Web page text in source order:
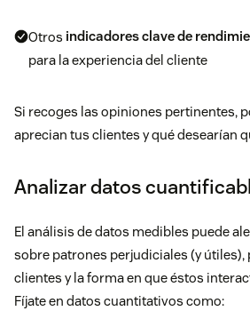
Otros indicadores clave de
para la experiencia del cliente
Si recoges las opiniones pertinentes,
aprecian tus clientes y qué desearían
Analizar datos
El análisis de datos medibles puede
sobre patrones perjudiciales (y útiles),
clientes y la forma en que éstos
Fíjate en datos cuantitativos como: